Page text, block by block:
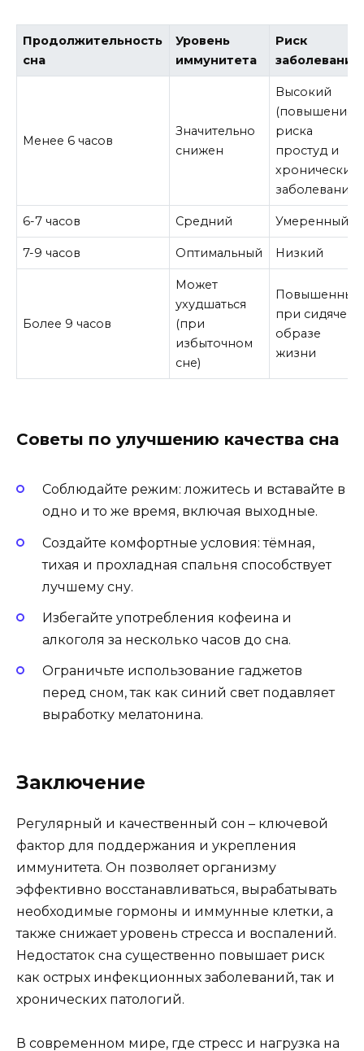
Продолжительность
сна
Уровень
иммунитета
Риск
заболеваний
Менее 6 часов
Значительно
снижен
Высокий
(повышение
риска
простуд и
хронических
заболеваний)
6-7 часов Средний Умеренный
7-9 часов Оптимальный Низкий
Более 9 часов
Может
ухудшаться
(при
избыточном
сне)
Повышенный
при сидячем
образе
жизни
Советы по улучшению качества сна
Соблюдайте режим: ложитесь и вставайте в
одно и то же время, включая выходные.
Создайте комфортные условия: тёмная,
тихая и прохладная спальня способствует
лучшему сну.
Избегайте употребления кофеина и
алкоголя за несколько часов до сна.
Ограничьте использование гаджетов
перед сном, так как синий свет подавляет
выработку мелатонина.
Заключение
Регулярный и качественный сон – ключевой
фактор для поддержания и укрепления
иммунитета. Он позволяет организму
эффективно восстанавливаться, вырабатывать
необходимые гормоны и иммунные клетки, а
также снижает уровень стресса и воспалений.
Недостаток сна существенно повышает риск
как острых инфекционных заболеваний, так и
хронических патологий.
В современном мире, где стресс и нагрузка на